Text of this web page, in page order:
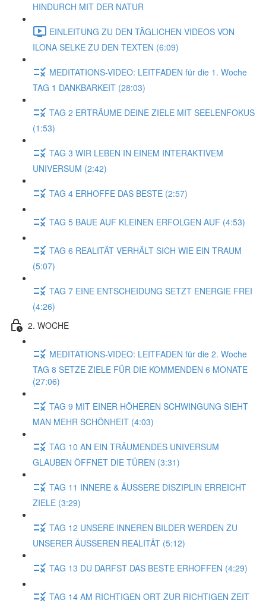
HINDURCH MIT DER NATUR
EINLEITUNG ZU DEN TÄGLICHEN VIDEOS VON
ILONA SELKE ZU DEN TEXTEN (6:09)
MEDITATIONS-VIDEO: LEITFADEN für die 1. Woche
TAG 1 DANKBARKEIT (28:03)
TAG 2 ERTRÄUME DEINE ZIELE MIT SEELENFOKUS
(1:53)
TAG 3 WIR LEBEN IN EINEM INTERAKTIVEM
UNIVERSUM (2:42)
TAG 4 ERHOFFE DAS BESTE (2:57)
TAG 5 BAUE AUF KLEINEN ERFOLGEN AUF (4:53)
TAG 6 REALITÄT VERHÄLT SICH WIE EIN TRAUM
(5:07)
TAG 7 EINE ENTSCHEIDUNG SETZT ENERGIE FREI
(4:26)
2. WOCHE
MEDITATIONS-VIDEO: LEITFADEN für die 2. Woche
TAG 8 SETZE ZIELE FÜR DIE KOMMENDEN 6 MONATE
(27:06)
TAG 9 MIT EINER HÖHEREN SCHWINGUNG SIEHT
MAN MEHR SCHÖNHEIT (4:03)
TAG 10 AN EIN TRÄUMENDES UNIVERSUM
GLAUBEN ÖFFNET DIE TÜREN (3:31)
TAG 11 INNERE & ÄUSSERE DISZIPLIN ERREICHT
ZIELE (3:29)
TAG 12 UNSERE INNEREN BILDER WERDEN ZU
UNSERER ÄUSSEREN REALITÄT (5:12)
TAG 13 DU DARFST DAS BESTE ERHOFFEN (4:29)
TAG 14 AM RICHTIGEN ORT ZUR RICHTIGEN ZEIT